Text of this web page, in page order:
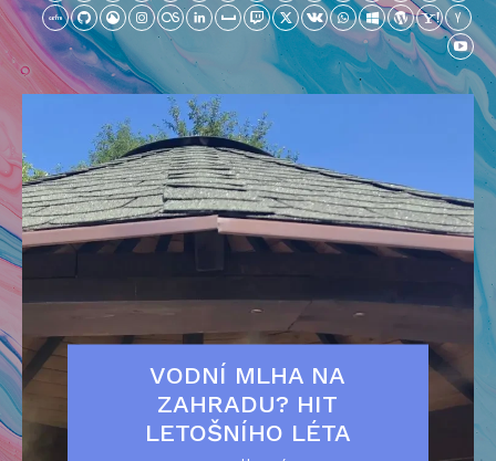
VODNÍ MLHA NA
ZAHRADU? HIT
LETOŠNÍHO LÉTA